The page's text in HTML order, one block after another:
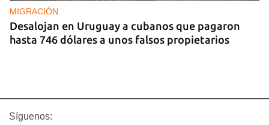
MIGRACIÓN
Desalojan en Uruguay a cubanos que pagaron
hasta 746 dólares a unos falsos propietarios
Síguenos: